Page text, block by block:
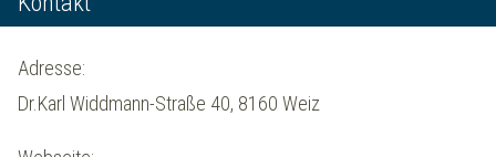
Adresse:
Dr.Karl Widdmann-Straße 40, 8160 Weiz